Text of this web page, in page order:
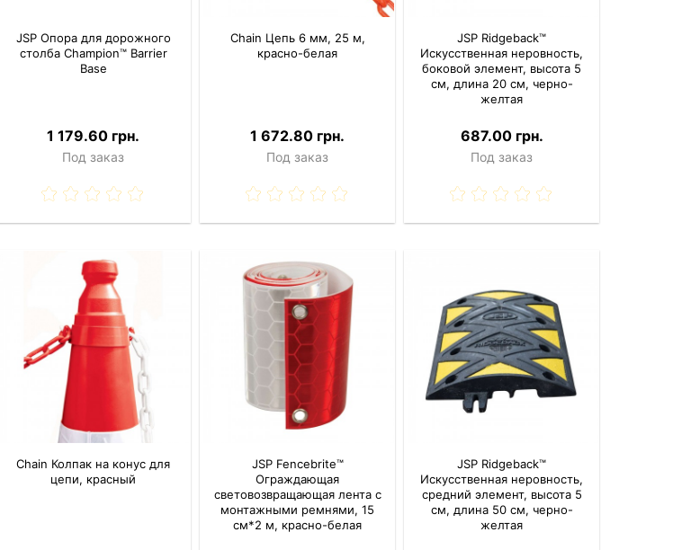
JSP Опора для дорожного
столба Champion™ Barrier
Base
1 179.60 грн.
Под заказ
Chain Цепь 6 мм, 25 м,
красно-белая
1 672.80 грн.
Под заказ
JSP Ridgeback™
Искусственная неровность,
боковой элемент, высота 5
см, длина 20 см, черно-
желтая
687.00 грн.
Под заказ
Chain Колпак на конус для
цепи, красный
JSP Fencebrite™
Ограждающая
световозвращающая лента с
монтажными ремнями, 15
см*2 м, красно-белая
JSP Ridgeback™
Искусственная неровность,
средний элемент, высота 5
см, длина 50 см, черно-
желтая